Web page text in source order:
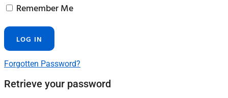
Remember Me
Forgotten Password?
Retrieve your password